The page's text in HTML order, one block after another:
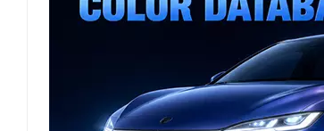
究開発サポートまで、あらゆるステップ
補修コーティングメーカーを選択するこ